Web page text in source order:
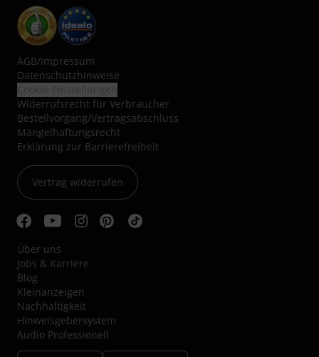
AGB/Impressum
Datenschutzhinweise
Widerrufsrecht für Verbraucher
Bestellvorgang/Vertragsabschluss
Mängelhaftungsrecht
Erklärung zur Barrierefreiheit
Vertrag widerrufen
Über uns
Jobs & Karriere
Blog
Kleinanzeigen
Nachhaltigkeit
Hinweisgebersystem
Audio Professionell